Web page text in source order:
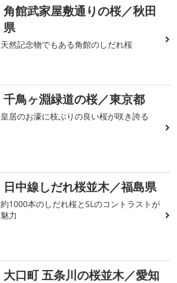
角館武家屋敷通りの桜／秋田
県
天然記念物でもある角館のしだれ桜
千鳥ヶ淵緑道の桜／東京都
皇居のお濠に枝ぶりの良い桜が咲き誇る
日中線しだれ桜並木／福島県
約1000本のしだれ桜とSLのコントラストが
魅力
大口町 五条川の桜並木／愛知